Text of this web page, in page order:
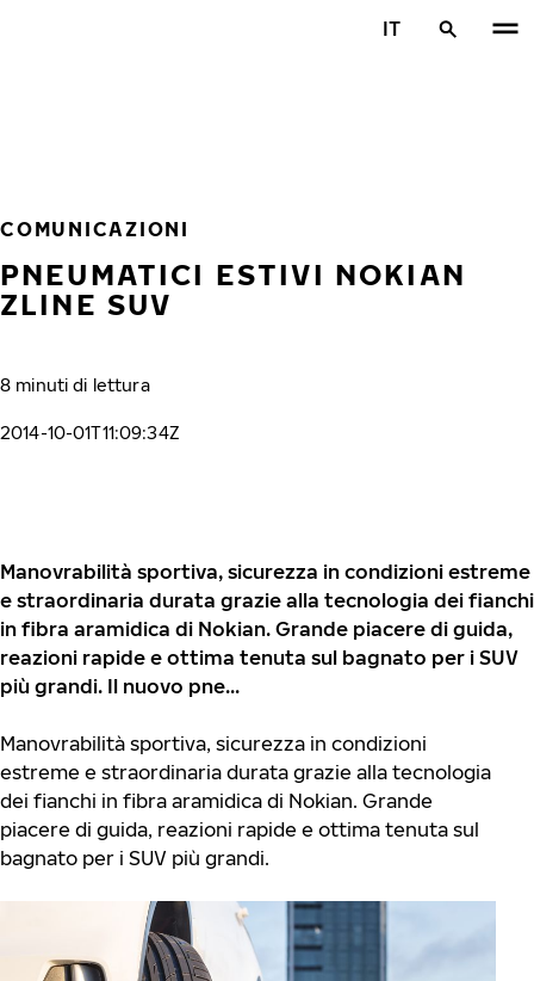
IT
COMUNICAZIONI
PNEUMATICI ESTIVI NOKIAN
ZLINE SUV
8 minuti di lettura
2014-10-01T11:09:34Z
Manovrabilità sportiva, sicurezza in condizioni estreme
e straordinaria durata grazie alla tecnologia dei fianchi
in fibra aramidica di Nokian. Grande piacere di guida,
reazioni rapide e ottima tenuta sul bagnato per i SUV
più grandi. Il nuovo pne...
Manovrabilità sportiva, sicurezza in condizioni
estreme e straordinaria durata grazie alla tecnologia
dei fianchi in fibra aramidica di Nokian. Grande
piacere di guida, reazioni rapide e ottima tenuta sul
bagnato per i SUV più grandi.